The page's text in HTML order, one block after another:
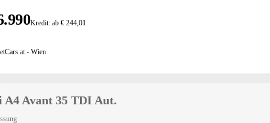
Kredit: ab € 244,01
- Wien
A4 Avant 35 TDI Aut.